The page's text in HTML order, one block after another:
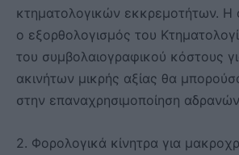
κτηματολογικών εκκρεμοτήτων. Η
ο εξορθολογισμός του
του συμβολαιογραφικού κόστους
ακινήτων μικρής αξίας θα
στην επαναχρησιμοποίηση
2. Φορολογικά κίνητρα για